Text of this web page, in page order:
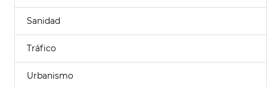
Sanidad
Tráfico
Urbanismo